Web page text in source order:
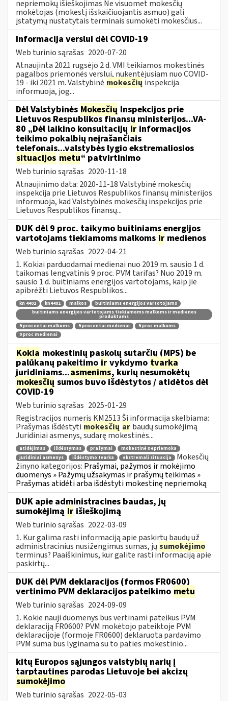
nepriemokų išieškojimas Ne visuomet mokesčių
mokėtojas (mokestį išskaičiuojantis asmuo) gali
įstatymų nustatytais terminais sumokėti mokesčius...
Informacija verslui dėl COVID-19
Web turinio sąrašas 2020-07-20
Atnaujinta 2021 rugsėjo 2 d. VMI teikiamos mokestinės
pagalbos priemonės verslui, nukentėjusiam nuo COVID-
19 - iki 2021 m. Valstybinė mokesčių inspekcija
informuoja, jog...
Dėl Valstybinės Mokesčių Inspekcijos prie
Lietuvos Respublikos finansų ministerijos...VA-
80 „Dėl laikino konsultacijų ir informacijos
teikimo pokalbių neįrašančiais
telefonais...valstybės lygio ekstremaliosios
situacijos metu“ patvirtinimo
Web turinio sąrašas 2020-11-18
Atnaujinimo data: 2020-11-18 Valstybinė mokesčių
inspekcija prie Lietuvos Respublikos finansų ministerijos
informuoja, kad Valstybinės mokesčių inspekcijos prie
Lietuvos Respublikos finansų...
DUK dėl 9 proc. taikymo buitiniams energijos
vartotojams tiekiamoms malkoms ir medienos
Web turinio sąrašas 2022-04-21
1. Kokiai parduodamai medienai nuo 2019 m. sausio 1 d.
taikomas lengvatinis 9 proc. PVM tarifas? Nuo 2019 m.
sausio 1 d. buitiniams energijos vartotojams, kaip jie
apibrėžti Lietuvos Respublikos...
kn 4401 kn4401 malkos
buitiniams energijos vartotojams
buitiniams energijos vartotojams tiekiamoms malkoms ir medienos
produktams
9 procentai malkoms
9 procentai medienai
9 proc malkoms
9 proc medienai
Kokia mokestinių paskolų sutarčių (MPS) be
palūkanų pakeitimo ir vykdymo tvarka
juridiniams...asmenims, kurių nesumokėtų
mokesčių sumos buvo išdėstytos / atidėtos dėl
COVID-19
Web turinio sąrašas 2025-01-29
Registracijos numeris KM2513 Ši informacija skelbiama:
Prašymas išdėstyti mokesčių ar baudų sumokėjimą
Juridiniai asmenys, sudarę mokestinės...
atidėjimas išdėstymas prašymai
mokestinė nepriemoka
juridiniai asmenys
išdėstymo tvarka ekstremali situacija
Mokesčių
žinyno kategorijos: Prašymai, pažymos ir mokėjimo
duomenys » Pažymų užsakymas ir prašymų teikimas »
Prašymas atidėti arba išdėstyti mokestinę nepriemoką
DUK apie administracines baudas, jų
sumokėjimą ir išieškojimą
Web turinio sąrašas 2022-03-09
1. Kur galima rasti informaciją apie paskirtų baudų už
administracinius nusižengimus sumas, jų sumokėjimo
terminus? Paaiškinimus, kur galite rasti informaciją apie
paskirtų...
DUK dėl PVM deklaracijos (formos FR0600)
vertinimo PVM deklaracijos pateikimo metu
Web turinio sąrašas 2024-09-09
1. Kokie nauji duomenys bus vertinami pateikus PVM
deklaraciją FR0600? PVM mokėtojo pateiktoje PVM
deklaracijoje (formoje FR0600) deklaruota pardavimo
PVM suma bus lyginama su to paties mokestinio...
kitų Europos sąjungos valstybių narių į
tarptautines parodas Lietuvoje bei akcizų
sumokėjimo
Web turinio sąrašas 2022-05-03